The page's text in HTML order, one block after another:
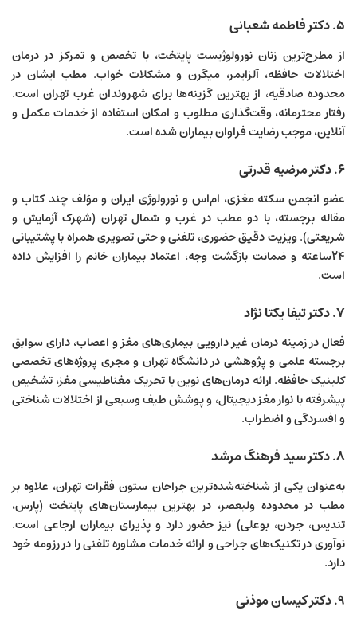
۵. دکتر فاطمه شعبانی
از مطرح‌ترین زنان نورولوژیست پایتخت، با تخصص و تمرکز در درمان
اختلالات حافظه، آلزایمر، میگرن و مشکلات خواب. مطب ایشان در
محدوده صادقیه، از بهترین گزینه‌ها برای شهروندان غرب تهران است.
رفتار محترمانه، وقت‌گذاری مطلوب و امکان استفاده از خدمات مکمل و
آنلاین، موجب رضایت فراوان بیماران شده است.
۶. دکتر مرضیه قدرتی
عضو انجمن سکته مغزی، ام‌اس و نورولوژی ایران و مؤلف چند کتاب و
مقاله برجسته، با دو مطب در غرب و شمال تهران (شهرک آزمایش و
شریعتی). ویزیت دقیق حضوری، تلفنی و حتی تصویری همراه با پشتیبانی
۲۴ساعته و ضمانت بازگشت وجه، اعتماد بیماران خانم را افزایش داده
است.
۷. دکتر تیفا یکتا نژاد
فعال در زمینه درمان غیر دارویی بیماری‌های مغز و اعصاب، دارای سوابق
برجسته علمی و پژوهشی در دانشگاه تهران و مجری پروژه‌های تخصصی
کلینیک حافظه. ارائه درمان‌های نوین با تحریک مغناطیسی مغز، تشخیص
پیشرفته با نوار مغز دیجیتال، و پوشش طیف وسیعی از اختلالات شناختی
و افسردگی و اضطراب.
۸. دکتر سید فرهنگ مرشد
به‌عنوان یکی از شناخته‌شده‌ترین جراحان ستون فقرات تهران، علاوه بر
مطب در محدوده ولیعصر، در بهترین بیمارستان‌های پایتخت (پارس،
تندیس، جردن، بوعلی) نیز حضور دارد و پذیرای بیماران ارجاعی است.
نوآوری در تکنیک‌های جراحی و ارائه خدمات مشاوره تلفنی را در رزومه خود
دارد.
۹. دکتر کیسان موذنی